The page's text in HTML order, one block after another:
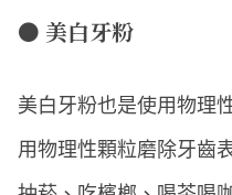
● 美白牙粉
美白牙粉也是使用物理
用物理性顆粒磨除牙齒